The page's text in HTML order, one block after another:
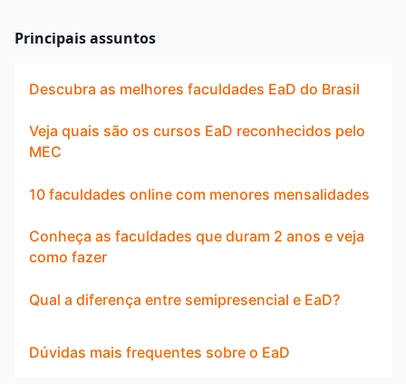
Principais assuntos
Descubra as melhores faculdades EaD do Brasil
Veja quais são os cursos EaD reconhecidos pelo
MEC
10 faculdades online com menores mensalidades
Conheça as faculdades que duram 2 anos e veja
como fazer
Qual a diferença entre semipresencial e EaD?
Dúvidas mais frequentes sobre o EaD